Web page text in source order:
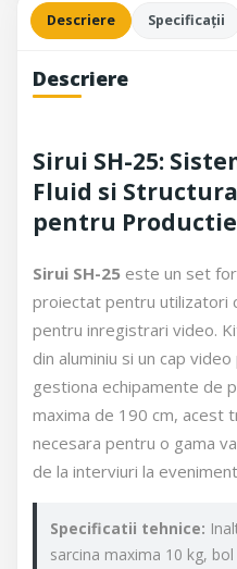
Descriere Specificații
Descriere
Sirui SH-25:
Fluid si
pentru
Sirui SH-25 este un set
proiectat pentru utilizatori
pentru inregistrari video.
din aluminiu si un cap
gestiona echipamente de
maxima de 190 cm, acest
necesara pentru o gama
de la interviuri la
Specificatii tehnice:
sarcina maxima 10 kg,